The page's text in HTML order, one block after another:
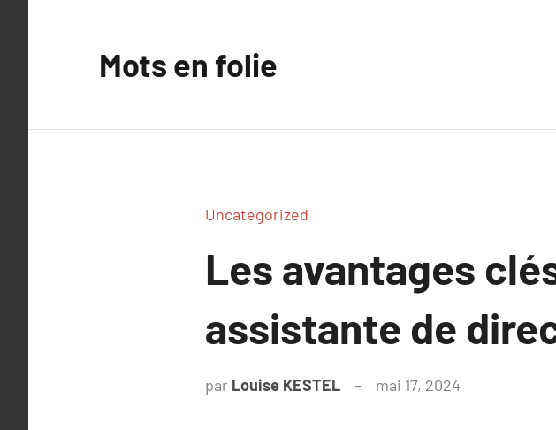
Mots en folie
Uncategorized
Les avantages
assistante de
par Louise KESTEL mai 17, 2024